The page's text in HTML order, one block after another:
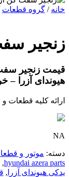
خانه / گروه قطعات
زنجیر
قیمت زنجیر
هیوندای آزرا –
ارائه کلیه قطعات و
NA
دسته: موتور و
hyundai azera parts
,
یدکی هیوندای آزرا ,